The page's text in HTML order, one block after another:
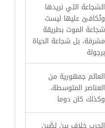
الشجاعة التي نريدها
ونُكافئ عليها ليست
شجاعة الموت بطريقة
مشرفة، بل شجاعة الحياة
برجولة
العالم جمهورية من
العناصر المتوسطة،
وكذلك كان دوما